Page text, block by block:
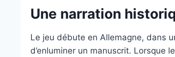
Une narration
Le jeu débute en Allemagne, dans
d’enluminer un manuscrit. Lorsque